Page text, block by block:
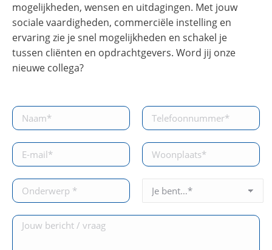
mogelijkheden, wensen en uitdagingen. Met jouw
sociale vaardigheden, commerciële instelling en
ervaring zie je snel mogelijkheden en schakel je
tussen cliënten en opdrachtgevers. Word jij onze
nieuwe collega?